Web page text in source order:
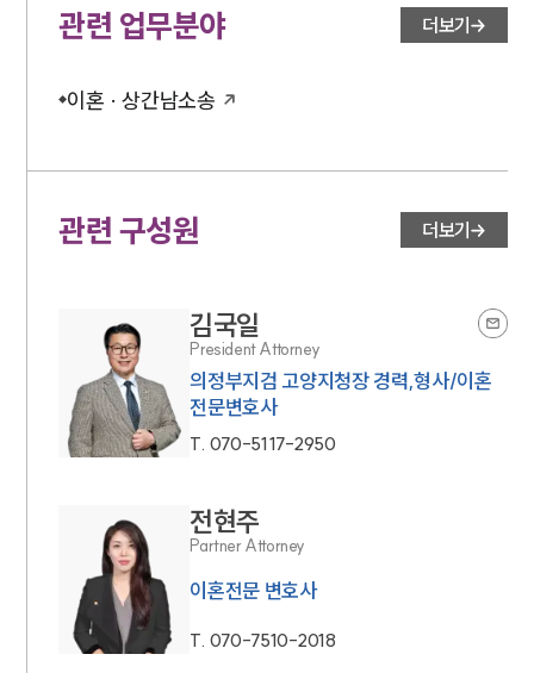
법률 블로그
뉴스레터/브로슈어
대륜법률상담예약
대륜법률상담예약
관련 업무분야 더보기
이혼 · 상간남소송
관련 구성원 더보기
김국일
President Attorney
의정부지검 고양지청장 경력,형사/이혼
전문변호사
T. 070-5117-2950
전현주
Partner Attorney
이혼전문 변호사
T. 070-7510-2018